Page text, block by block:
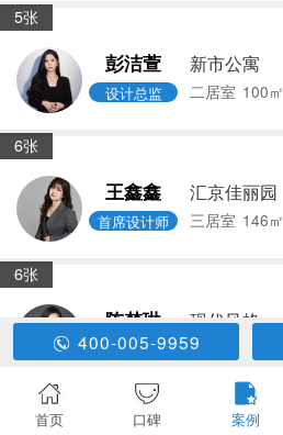
5张
刘然
设计总监
桂林苑
二居室 51㎡ 现代简约
6张
彭洁萱
设计总监
新市公寓
二居室 100㎡
5张
彭洁萱
设计总监
望族苑
三居室
400-005-9959
首页 口碑 案例